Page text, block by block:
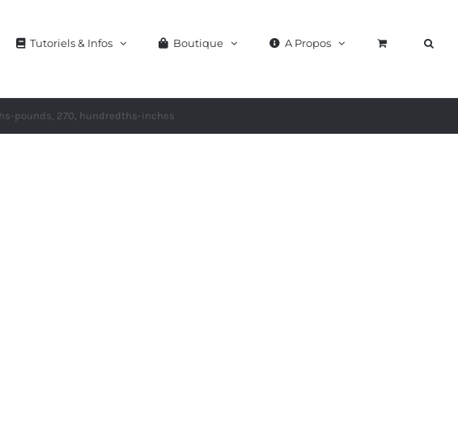
Tutoriels & Infos Boutique A Propos
pounds, 270, hundredths-inches